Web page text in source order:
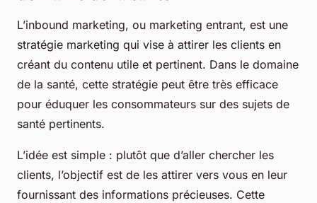
L’inbound marketing, ou marketing entrant, est une
stratégie marketing qui vise à attirer les clients en
créant du contenu utile et pertinent. Dans le domaine
de la santé, cette stratégie peut être très efficace
pour éduquer les consommateurs sur des sujets de
santé pertinents.
L’idée est simple : plutôt que d’aller chercher les
clients, l’objectif est de les attirer vers vous en leur
fournissant des informations précieuses. Cette